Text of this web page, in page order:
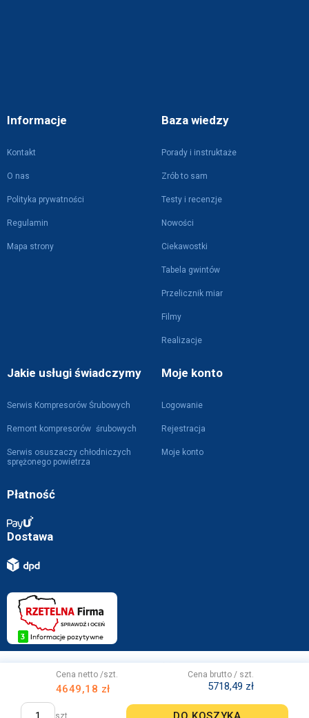
Cena netto /szt.
4649,18 zł
Cena brutto / szt.
5718,49 zł
szt.
Informacje
Kontakt
O nas
Polityka prywatności
Regulamin
Mapa strony
Baza wiedzy
Porady i instruktaże
Zrób to sam
Testy i recenzje
Nowości
Ciekawostki
Tabela gwintów
Przelicznik miar
Filmy
Realizacje
Jakie usługi świadczymy
Serwis Kompresorów Śrubowych
Remont kompresorów śrubowych
Serwis osuszaczy chłodniczych
sprężonego powietrza
Moje konto
Logowanie
Rejestracja
Moje konto
Płatność
Dostawa
Projekt i wykonanie z przez WebVIST